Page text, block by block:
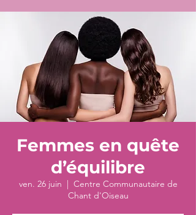
Femmes en quête
d’équilibre
ven. 26 juin
  |
Centre Communautaire de
Chant d'Oiseau